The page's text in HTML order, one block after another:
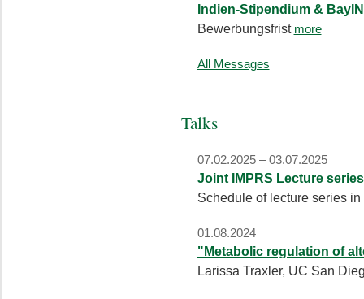
Indien-Stipendium &
Bewerbungsfrist more
All Messages
Talks
07.02.2025 – 03.07.2025
Joint IMPRS Lecture series
Schedule of lecture series
01.08.2024
"Metabolic regulation of
Larissa Traxler, UC San